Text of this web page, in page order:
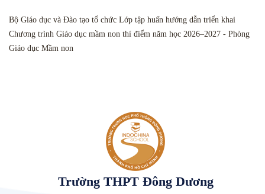
Bộ Giáo dục và Đào tạo tổ chức Lớp tập huấn hướng dẫn triển khai
Chương trình Giáo dục mầm non thí điểm năm học 2026–2027 - Phòng
Giáo dục Mầm non
Trường THPT Đông Dương